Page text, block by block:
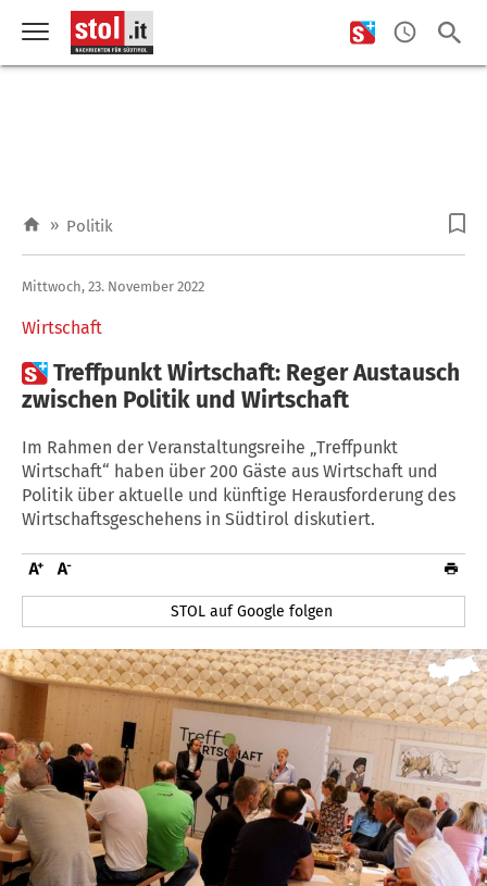
» Politik
Wirtschaft
Mittwoch, 23. November 2022
Treffpunkt Wirtschaft: Reger Austausch
zwischen Politik und Wirtschaft
Im Rahmen der Veranstaltungsreihe „Treffpunkt
Wirtschaft“ haben über 200 Gäste aus Wirtschaft und
Politik über aktuelle und künftige Herausforderung des
Wirtschaftsgeschehens in Südtirol diskutiert.
STOL auf Google folgen